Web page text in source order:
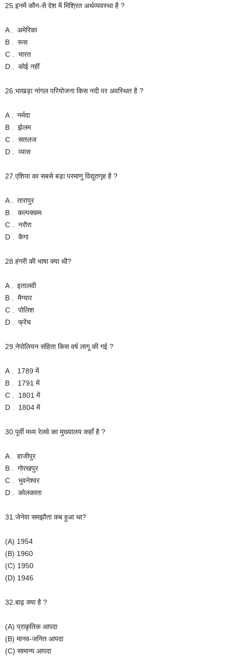
25.इनमें कौन-से देश में मिश्रित अर्थव्यवस्था है ?
A . अमेरिका
B . रूस
C . भारत
D . कोई नहीं
26.भाखड़ा नांगल परियोजना किस नदी पर अवस्थित है ?
A . नर्मदा
B . झेलम
C . सतलज
D . व्यास
27.एशिया का सबसे बड़ा परमाणु विद्युतगृह है ?
A . तारापुर
B . कल्पक्कम
C . नरौरा
D . कैगा
28.हंगरी की भाषा क्या थी?
A . इतालवी
B . मैग्यार
C . पोलिश
D . फ्रेंच
29.नेपोलियन संहिता किस वर्ष लागू की गई ?
A . 1789 में
B . 1791 में
C . 1801 में
D . 1804 में
30.पूर्वी मध्य रेलवे का मुख्यालय कहाँ है ?
A . हाजीपुर
B . गोरखपुर
C . भुवनेश्वर
D . कोलकाता
31.जेनेवा समझौता कब हुआ था?
(A) 1954
(B) 1960
(C) 1950
(D) 1946
32.बाढ़ क्या है ?
(A) प्राकृतिक आपदा
(B) मानव-जनित आपदा
(C) सामान्य आपदा